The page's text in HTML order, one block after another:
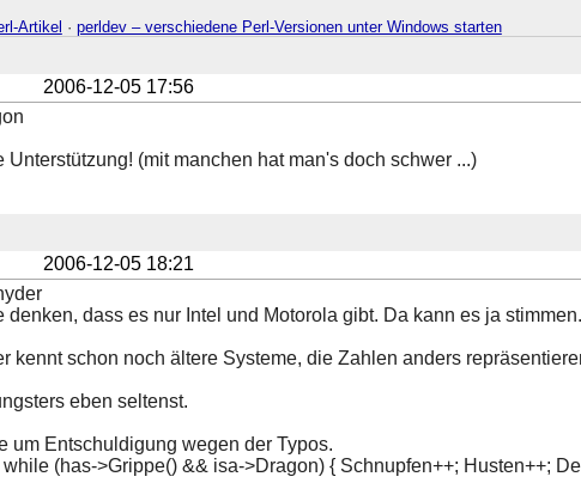
Artikel · perldev – verschiedene Perl-Versionen unter Windows starten
2006-12-05 17:56
Unterstützung! (mit manchen hat man's doch schwer ...)
2006-12-05 18:21
denken, dass es nur Intel und Motorola gibt. Da kann es ja stimmen.
kennt schon noch ältere Systeme, die Zahlen anders
eben seltenst.
um Entschuldigung wegen der Typos.
(has->Grippe() && isa->Dragon) { Schnupfen++; Husten++;